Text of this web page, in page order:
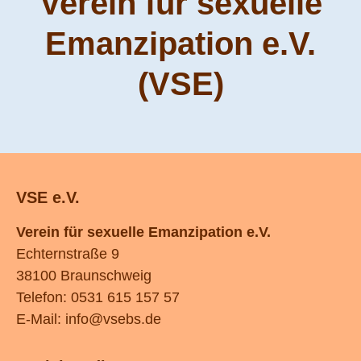
Emanzipation e.V.
(VSE)
VSE e.V.
Verein für sexuelle Emanzipation e.V.
Echternstraße 9
38100 Braunschweig
Telefon: 0531 615 157 57
E-Mail: info@vsebs.de